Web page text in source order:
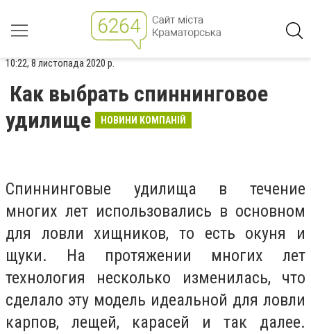
10:22, 8 листопада 2020 р.
Как выбрать спиннинговое
удилище
НОВИНИ КОМПАНІЙ
Спиннинговые удилища в течение
многих лет использовались в основном
для ловли хищников, то есть окуня и
щуки. На протяжении многих лет
технология несколько изменилась, что
сделало эту модель идеальной для ловли
карпов, лещей, карасей и так далее.